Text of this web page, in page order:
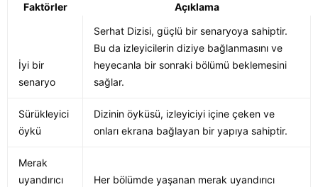
Faktörler Açıklama
İyi bir
senaryo
Serhat Dizisi, güçlü bir senaryoya sahiptir.
Bu da izleyicilerin diziye bağlanmasını ve
heyecanla bir sonraki bölümü beklemesini
sağlar.
Sürükleyici
öykü
Dizinin öyküsü, izleyiciyi içine çeken ve
onları ekrana bağlayan bir yapıya sahiptir.
Merak
uyandırıcı
Her bölümde yaşanan merak uyandırıcı